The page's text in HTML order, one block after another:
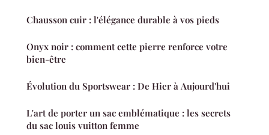
Chausson cuir : l'élégance durable à vos pieds
Onyx noir : comment cette pierre renforce votre
bien-être
Évolution du Sportswear : De Hier à Aujourd'hui
L'art de porter un sac emblématique : les secrets
du sac louis vuitton femme